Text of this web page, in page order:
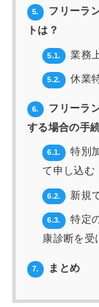
5.
フリーラ
トは？
5.1. 業務
5.2. 休業
6.
フリーラ
する場合の手
6.1.
特別
て申し込む
6.2. 新規
6.3.
特定
康診断を受
7. まとめ